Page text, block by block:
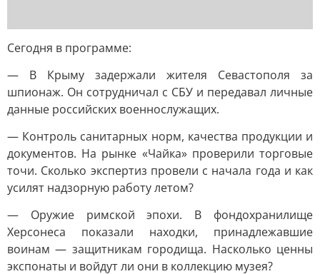
Сегодня в программе:
— В Крыму задержали жителя Севастополя за
шпионаж. Он сотрудничал с СБУ и передавал личные
данные российских военнослужащих.
— Контроль санитарных норм, качества продукции и
документов. На рынке «Чайка» проверили торговые
точи. Сколько экспертиз провели с начала года и как
усилят надзорную работу летом?
— Оружие римской эпохи. В фондохранилище
Херсонеса показали находки, принадлежавшие
воинам — защитникам городища. Насколько ценны
экспонаты и войдут ли они в коллекцию музея?